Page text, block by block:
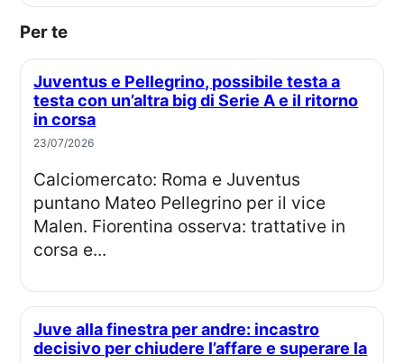
Per te
Juventus e Pellegrino, possibile testa a
testa con un’altra big di Serie A e il ritorno
in corsa
23/07/2026
Calciomercato: Roma e Juventus
puntano Mateo Pellegrino per il vice
Malen. Fiorentina osserva: trattative in
corsa e...
Juve alla finestra per andre: incastro
decisivo per chiudere l’affare e superare la